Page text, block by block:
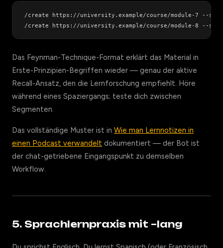
/create https://university.example/course/module-7 --
Das Feynman-Technique-Format erklärt das Material in
Erste-Prinzipien-Begriffen wieder — genau der aktive
Recall-Ansatz, den die Lernforschung empfiehlt. Höre
während eines Spaziergangs; teste dich zwischen
Segmenten.
Das vollständige Muster ist in Wie man Lernnotizen in
einen Podcast verwandelt dokumentiert — der Bot ist
der chat-getriebene Eingangspunkt zu demselben
Workflow.
5. Sprachlernpraxis mit –lang